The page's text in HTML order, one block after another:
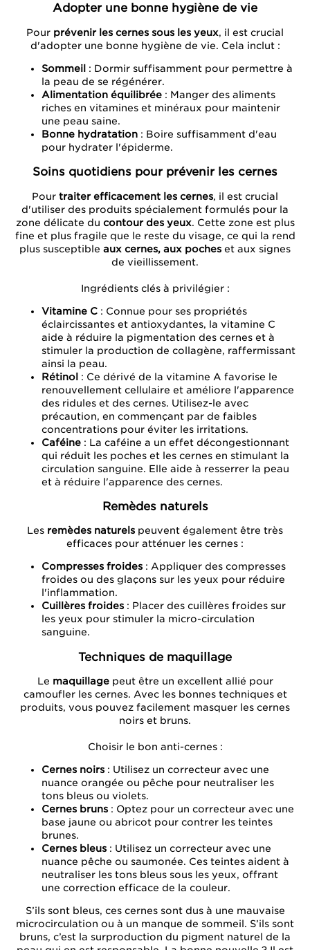
Adopter une bonne hygiène de vie
Pour prévenir les cernes sous les yeux, il est crucial
d'adopter une bonne hygiène de vie. Cela inclut :
Sommeil : Dormir suffisamment pour permettre à
la peau de se régénérer.
Alimentation équilibrée : Manger des aliments
riches en vitamines et minéraux pour maintenir
une peau saine.
Bonne hydratation : Boire suffisamment d'eau
pour hydrater l'épiderme.
Soins quotidiens pour prévenir les cernes
Pour traiter efficacement les cernes, il est crucial
d'utiliser des produits spécialement formulés pour la
zone délicate du contour des yeux. Cette zone est plus
fine et plus fragile que le reste du visage, ce qui la rend
plus susceptible aux cernes, aux poches et aux signes
de vieillissement.
Ingrédients clés à privilégier :
Vitamine C : Connue pour ses propriétés
éclaircissantes et antioxydantes, la vitamine C
aide à réduire la pigmentation des cernes et à
stimuler la production de collagène, raffermissant
ainsi la peau.
Rétinol : Ce dérivé de la vitamine A favorise le
renouvellement cellulaire et améliore l'apparence
des ridules et des cernes. Utilisez-le avec
précaution, en commençant par de faibles
concentrations pour éviter les irritations.
Caféine : La caféine a un effet décongestionnant
qui réduit les poches et les cernes en stimulant la
circulation sanguine. Elle aide à resserrer la peau
et à réduire l'apparence des cernes.
Remèdes naturels
Les remèdes naturels peuvent également être très
efficaces pour atténuer les cernes :
Compresses froides : Appliquer des compresses
froides ou des glaçons sur les yeux pour réduire
l'inflammation.
Cuillères froides : Placer des cuillères froides sur
les yeux pour stimuler la micro-circulation
sanguine.
Techniques de maquillage
Le maquillagepeut être un excellent allié pour
camoufler les cernes. Avec les bonnes techniques et
produits, vous pouvez facilement masquer les cernes
noirs et bruns.
Choisir le bon anti-cernes :
Cernes noirs : Utilisez un correcteur avec une
nuance orangée ou pêche pour neutraliser les
tons bleus ou violets.
Cernes bruns : Optez pour un correcteur avec une
base jaune ou abricot pour contrer les teintes
brunes.
Cernes bleus : Utilisez un correcteur avec une
nuance pêche ou saumonée. Ces teintes aident à
neutraliser les tons bleus sous les yeux, offrant
une correction efficace de la couleur.
S’ils sont bleus, ces cernes sont dus à une mauvaise
microcirculation ou à un manque de sommeil. S’ils sont
bruns, c’est la surproduction du pigment naturel de la